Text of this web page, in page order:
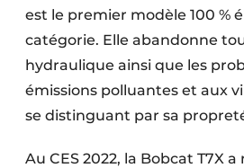
Façades
Géotextiles
Infrastructures souterraines
est le premier modèle 100 %
catégorie. Elle abandonne
hydraulique ainsi que les
émissions polluantes et aux
se distinguant par sa
Au CES 2022, la Bobcat T7X